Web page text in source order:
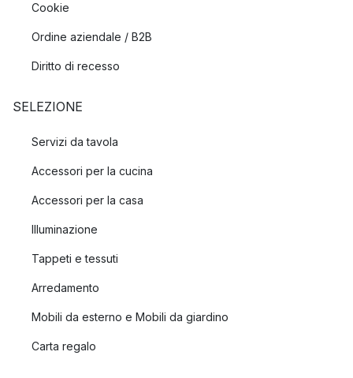
Cookie
Ordine aziendale / B2B
Diritto di recesso
SELEZIONE
Servizi da tavola
Accessori per la cucina
Accessori per la casa
Illuminazione
Tappeti e tessuti
Arredamento
Mobili da esterno e Mobili da giardino
Carta regalo